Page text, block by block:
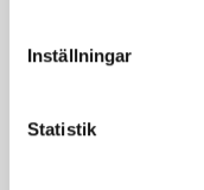
Inställningar
Statistik